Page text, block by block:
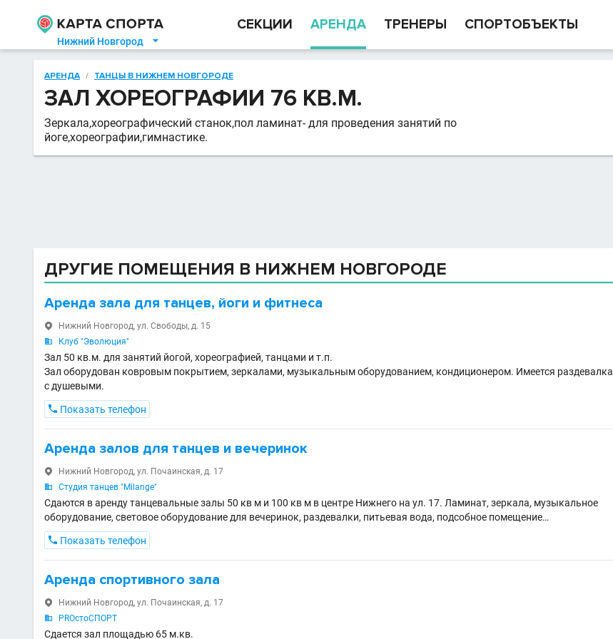
Нижний Новгород 
СЕКЦИИ АРЕНДА ТРЕНЕРЫ СПОРТОБЪЕКТЫ
АРЕНДА / ТАНЦЫ В НИЖНЕМ НОВГОРОДЕ
ЗАЛ ХОРЕОГРАФИИ 76 КВ.М.
Зеркала,хореографический станок,пол ламинат- для проведения занятий по
йоге,хореографии,гимнастике.
ДРУГИЕ ПОМЕЩЕНИЯ В НИЖНЕМ НОВГОРОДЕ
Аренда зала для танцев, йоги и фитнеса
 Нижний Новгород, ул. Свободы, д. 15
 Клуб "Эволюция"
Зал 50 кв.м. для занятий йогой, хореографией, танцами и т.п.
Зал оборудован ковровым покрытием, зеркалами, музыкальным оборудованием, кондиционером. Имеется раздевалка
с душевыми.
 Показать телефон
Аренда залов для танцев и вечеринок
 Нижний Новгород, ул. Почаинская, д. 17
 Студия танцев "Milange"
Сдаются в аренду танцевальные залы 50 кв м и 100 кв м в центре Нижнего на ул. 17. Ламинат, зеркала, музыкальное
оборудование, световое оборудование для вечеринок, раздевалки, питьевая вода, подсобное помещение…
 Показать телефон
Аренда спортивного зала
 Нижний Новгород, ул. Почаинская, д. 17
 PROстоСПОРТ
Сдается зал площадью 65 м.кв.